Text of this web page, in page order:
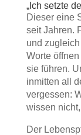
„Ich setzte
Dieser eine
seit Jahren.
und
Worte
sie führen.
inmitten all
vergessen:
wissen
Der